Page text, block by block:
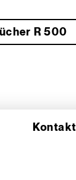
R 500
Kontakt